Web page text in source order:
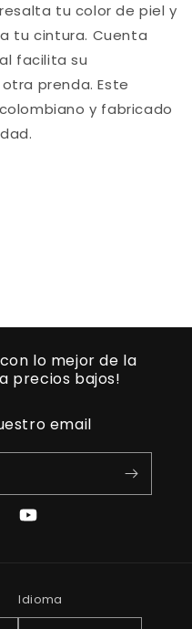
resalta tu color de piel y
tu cintura. Cuenta
facilita su
prenda. Este
colombianoy fabricado
lo mejor de la
precios bajos!
email
YouTube
Idioma